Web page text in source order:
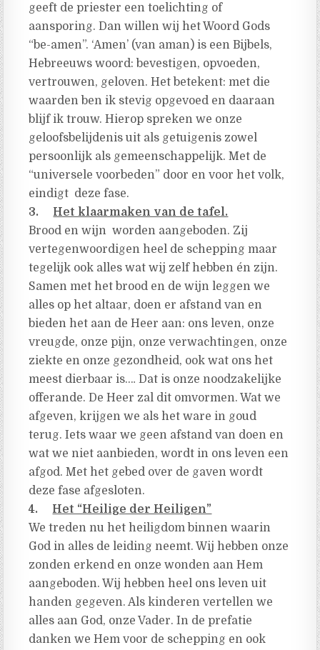
geeft de priester een toelichting of
aansporing. Dan willen wij het Woord Gods
“be-amen”. ‘Amen’ (van aman) is een Bijbels,
Hebreeuws woord: bevestigen, opvoeden,
vertrouwen, geloven. Het betekent: met die
waarden ben ik stevig opgevoed en daaraan
blijf ik trouw. Hierop spreken we onze
geloofsbelijdenis uit als getuigenis zowel
persoonlijk als gemeenschappelijk. Met de
“universele voorbeden” door en voor het volk,
eindigt deze fase.
3. Het klaarmaken van de tafel.
Brood en wijn worden aangeboden. Zij
vertegenwoordigen heel de schepping maar
tegelijk ook alles wat wij zelf hebben én zijn.
Samen met het brood en de wijn leggen we
alles op het altaar, doen er afstand van en
bieden het aan de Heer aan: ons leven, onze
vreugde, onze pijn, onze verwachtingen, onze
ziekte en onze gezondheid, ook wat ons het
meest dierbaar is.… Dat is onze noodzakelijke
offerande. De Heer zal dit omvormen. Wat we
afgeven, krijgen we als het ware in goud
terug. Iets waar we geen afstand van doen en
wat we niet aanbieden, wordt in ons leven een
afgod. Met het gebed over de gaven wordt
deze fase afgesloten.
4. Het “Heilige der Heiligen”
We treden nu het heiligdom binnen waarin
God in alles de leiding neemt. Wij hebben onze
zonden erkend en onze wonden aan Hem
aangeboden. Wij hebben heel ons leven uit
handen gegeven. Als kinderen vertellen we
alles aan God, onze Vader. In de prefatie
danken we Hem voor de schepping en ook